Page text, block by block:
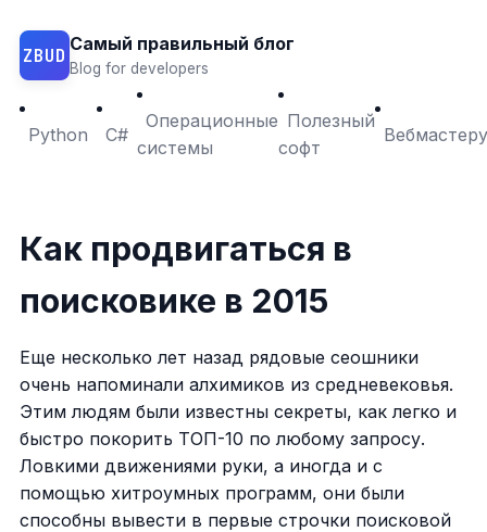
ZBUD
Самый правильный блог
Blog for developers
Python C#
Операционные
системы
Полезный
софт
Вебмастеру
Как продвигаться в
поисковике в 2015
Еще несколько лет назад рядовые сеошники
очень напоминали алхимиков из средневековья.
Этим людям были известны секреты, как легко и
быстро покорить ТОП-10 по любому запросу.
Ловкими движениями руки, а иногда и с
помощью хитроумных программ, они были
способны вывести в первые строчки поисковой